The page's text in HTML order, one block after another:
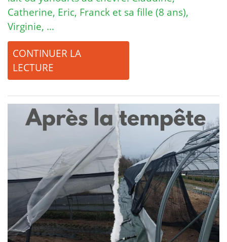
Catherine, Eric, Franck et sa fille (8 ans),
Virginie, …
CONTINUER LA
LECTURE